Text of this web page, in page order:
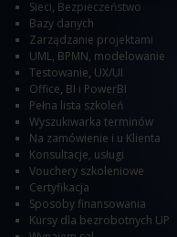
Sieci, Bezpieczeństwo
Bazy danych
Zarządzanie projektami
UML, BPMN, modelowanie
Testowanie, UX/UI
Office, BI i PowerBI
Pełna lista szkoleń
Wyszukiwarka terminów
Na zamówienie i u Klienta
Konsultacje, usługi
Vouchery szkoleniowe
Certyfikacja
Sposoby finansowania
Kursy dla bezrobotnych UP